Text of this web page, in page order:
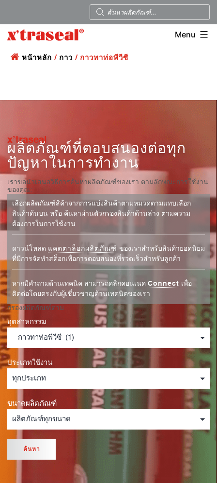
Menu
หน้าหลัก / กาว / กาวทาท่อพีวีซี
x’traseal
ผลิตภัณฑ์ที่ตอบสนองต่อทุก
ปัญหาในการทำงาน
เราขอนำเสนอวิธีการค้นหาผลิตภัณฑ์ของเรา ตามลักษณะการใช้งาน
ของคุณ:
เลือกผลิตภัณฑ์สิค้าจากการแบ่งสินค้าตามหมวดตามแทบเลือก
สินค้าด้นบน หรือ ค้นหาผ่านตัวกรองสินค้าด้านล่าง ตามความ
ต้องการในการใช้งาน
ดาวน์โหลด แคตตาล็อกผลิตภัณฑ์ ของเราสำหรับสินค้ายอดนิยม
ที่มีการจัดทำสต็อกเพื่อการตอบสนองที่รวดเร็วสำหรับลูกค้า
หากมีคำถามด้านเทคนิค สามารถคลิกคอนเนค Connect เพื่อ
ติดต่อโดยตรงกับผู้เชี่ยวชาญด้านเทคนิคของเรา
กรองผลิตภัณฑ์ตาม
อุตสาหกรรม
ประเภทใช้งาน
ขนาดผลิตภัณฑ์